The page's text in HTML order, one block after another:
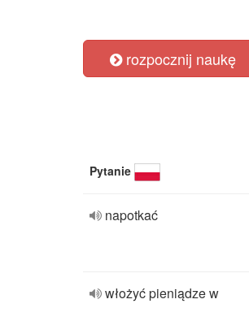
rozpocznij naukę
Pytanie
napotkać
włożyć pieniądze w